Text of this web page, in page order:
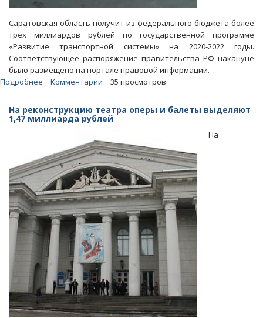
Саратовская область получит из федерального бюджета более
трех миллиардов рублей по государственной программе
«Развитие транспортной системы» на 2020-2022 годы.
Соответствующее распоряжение правительства РФ накануне
было размещено на портале правовой информации.
Подробнее
получит
автодороги
более
трех
миллиардов
рублей
Комментарии 35 просмотров
На реконструкцию театра оперы и балеты выделяют
1,47 миллиарда рублей
На